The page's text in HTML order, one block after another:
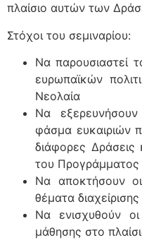
πλαίσιο αυτών των
Στόχοι του σεμιναρίου:
Να παρουσιαστεί
ευρωπαϊκών
Νεολαία
Να
φάσμα ευκαιριών
διάφορες Δράσεις
του Προγράμματος
Να αποκτήσουν
θέματα
Να ενισχυθούν οι
μάθησης στο